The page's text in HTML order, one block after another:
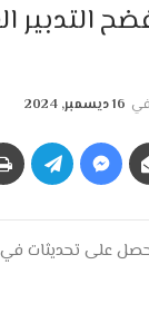
التدبير
في 16 ديسمبر, 2024
على تحديثات في